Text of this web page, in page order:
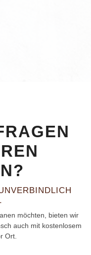
möchten, bieten wir
auch mit kostenlosem
Ort.